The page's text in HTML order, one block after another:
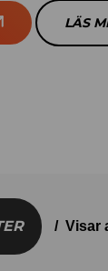
LÄS
Visar